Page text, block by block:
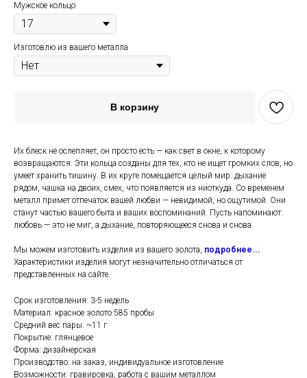
Мужское кольцо
Изготовлю из вашего металла
В корзину
Их блеск не ослепляет, он просто есть — как свет в окне, к которому
возвращаются. Эти кольца созданы для тех, кто не ищет громких слов, но
умеет хранить тишину. В их круге помещается целый мир: дыхание
рядом, чашка на двоих, смех, что появляется из ниоткуда. Со временем
металл примет отпечаток вашей любви — невидимой, но ощутимой. Они
станут частью вашего быта и ваших воспоминаний. Пусть напоминают:
любовь — это не миг, а дыхание, повторяющееся снова и снова.
Мы можем изготовить изделия из вашего золота, подробнее...
Характеристики изделия могут незначительно отличаться от
представленных на сайте.
Срок изготовления: 3-5 недель
Материал: красное золото 585 пробы
Средний вес пары: ~11 г
Покрытие: глянцевое
Форма: дизайнерская
Производство: на заказ, индивидуальное изготовление
Возможности: гравировка, работа с вашим металлом